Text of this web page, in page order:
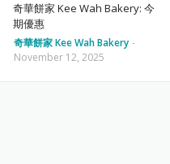
奇華餅家 Kee Wah Bakery: 今
期優惠
奇華餅家 Kee Wah Bakery -
November 12, 2025